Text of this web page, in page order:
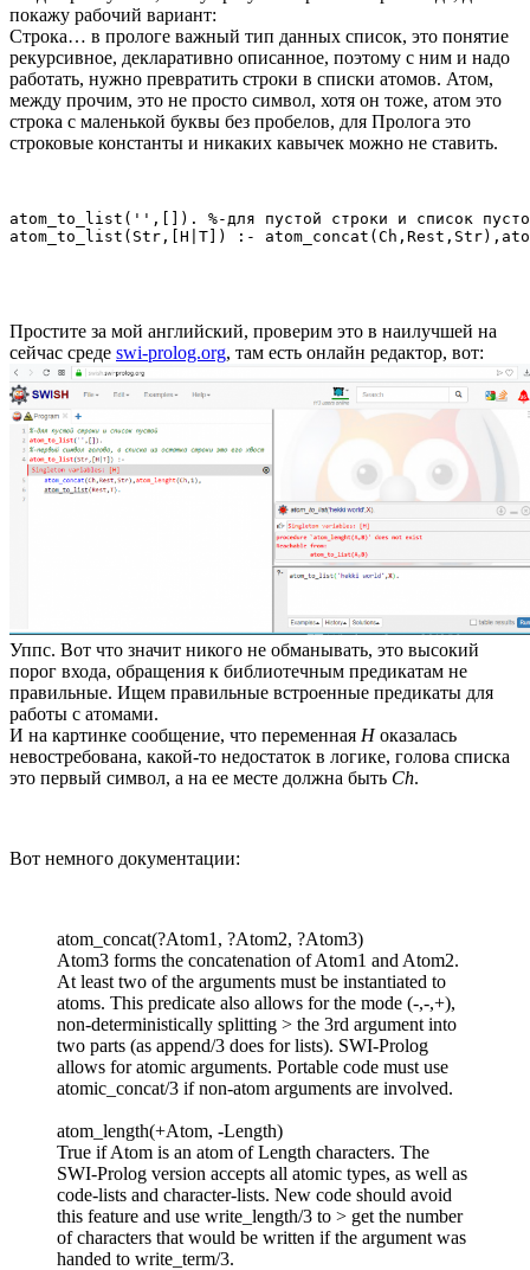
покажу рабочий вариант:
Строка… в прологе важный тип данных список, это понятие
рекурсивное, декларативно описанное, поэтому с ним и надо
работать, нужно превратить строки в списки атомов. Атом,
между прочим, это не просто символ, хотя он тоже, атом это
строка с маленькой буквы без пробелов, для Пролога это
строковые константы и никаких кавычек можно не ставить.
atom_to_list('',[]). %-для пустой строки и список
Простите за мой английский, проверим это в наилучшей на
сейчас среде swi-prolog.org, там есть онлайн редактор, вот:
Уппс. Вот что значит никого не обманывать, это высокий
порог входа, обращения к библиотечным предикатам не
правильные. Ищем правильные встроенные предикаты для
работы с атомами.
И на картинке сообщение, что переменная Hоказалась
невостребована, какой-то недостаток в логике, голова списка
это первый символ, а на ее месте должна быть Ch.
Вот немного документации:
atom_concat(?Atom1, ?Atom2, ?Atom3)
Atom3 forms the concatenation of Atom1 and Atom2.
At least two of the arguments must be instantiated to
atoms. This predicate also allows for the mode (-,-,+),
non-deterministically splitting > the 3rd argument into
two parts (as append/3 does for lists). SWI-Prolog
allows for atomic arguments. Portable code must use
atomic_concat/3 if non-atom arguments are involved.
atom_length(+Atom, -Length)
True if Atom is an atom of Length characters. The
SWI-Prolog version accepts all atomic types, as well as
code-lists and character-lists. New code should avoid
this feature and use write_length/3 to > get the number
of characters that would be written if the argument was
handed to write_term/3.